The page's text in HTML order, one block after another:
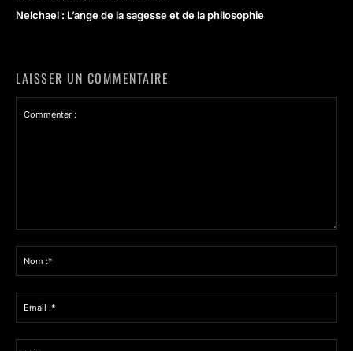
Nelchael : L’ange de la sagesse et de la philosophie
LAISSER UN COMMENTAIRE